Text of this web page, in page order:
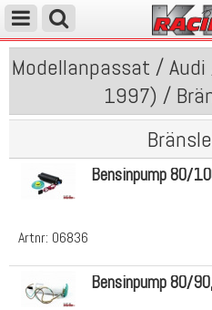
Modellanpassat /
1997) /
Artnr: 06836
Bensinpump 80/
Bensinpump 80/